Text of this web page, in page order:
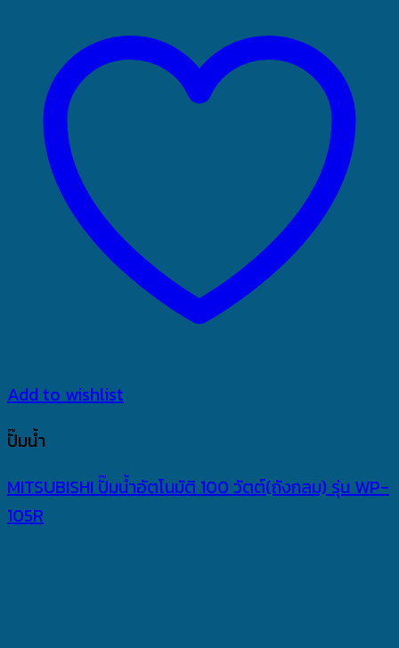
Add to wishlist
ปั๊มน้ำ
MITSUBISHI ปั๊มน้ำอัตโนมัติ 100 วัตต์(ถังกลม) รุ่น WP-
105R